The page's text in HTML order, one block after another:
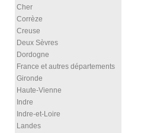
Cher
Corrèze
Creuse
Deux Sèvres
Dordogne
France et autres départements
Gironde
Haute-Vienne
Indre
Indre-et-Loire
Landes